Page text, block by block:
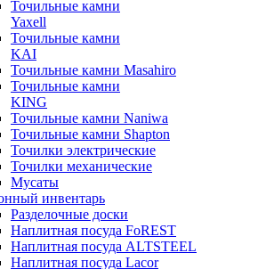
Точильные камни
Yaxell
Точильные камни
KAI
Точильные камни Masahiro
Точильные камни
KING
Точильные камни Naniwa
Точильные камни Shapton
Точилки электрические
Точилки механические
Мусаты
инвентарь
Разделочные доски
Наплитная посуда FoREST
Наплитная посуда ALTSTEEL
Наплитная посуда Lacor